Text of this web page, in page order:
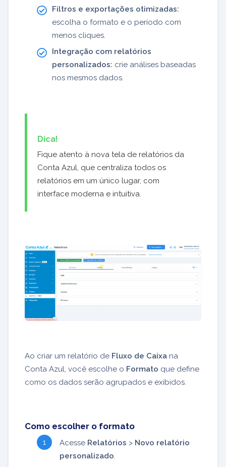
Filtros e exportações otimizadas:
escolha o formato e o período com
menos cliques.
Integração com relatórios
personalizados: crie análises baseadas
nos mesmos dados.
Dica!
Fique atento à nova tela de relatórios da
Conta Azul, que centraliza todos os
relatórios em um único lugar, com
interface moderna e intuitiva.
Ao criar um relatório de Fluxo de Caixa na
Conta Azul, você escolhe o Formato que define
como os dados serão agrupados e exibidos.
Como escolher o formato
Acesse Relatórios > Novo relatório
personalizado.